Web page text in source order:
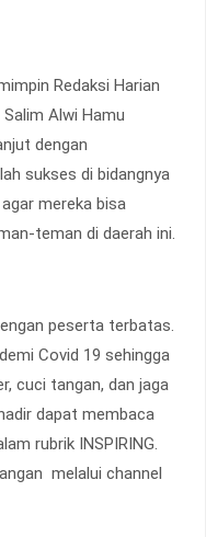
Redaksi Harian
Alwi Hamu
dengan
sukses di bidangnya
mereka bisa
teman di daerah ini.
peserta terbatas.
Covid 19 sehingga
cuci tangan, dan jaga
dapat membaca
rubrik INSPIRING.
melalui channel